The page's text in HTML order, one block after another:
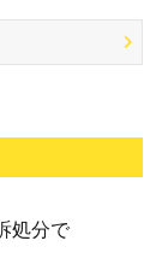
処分で